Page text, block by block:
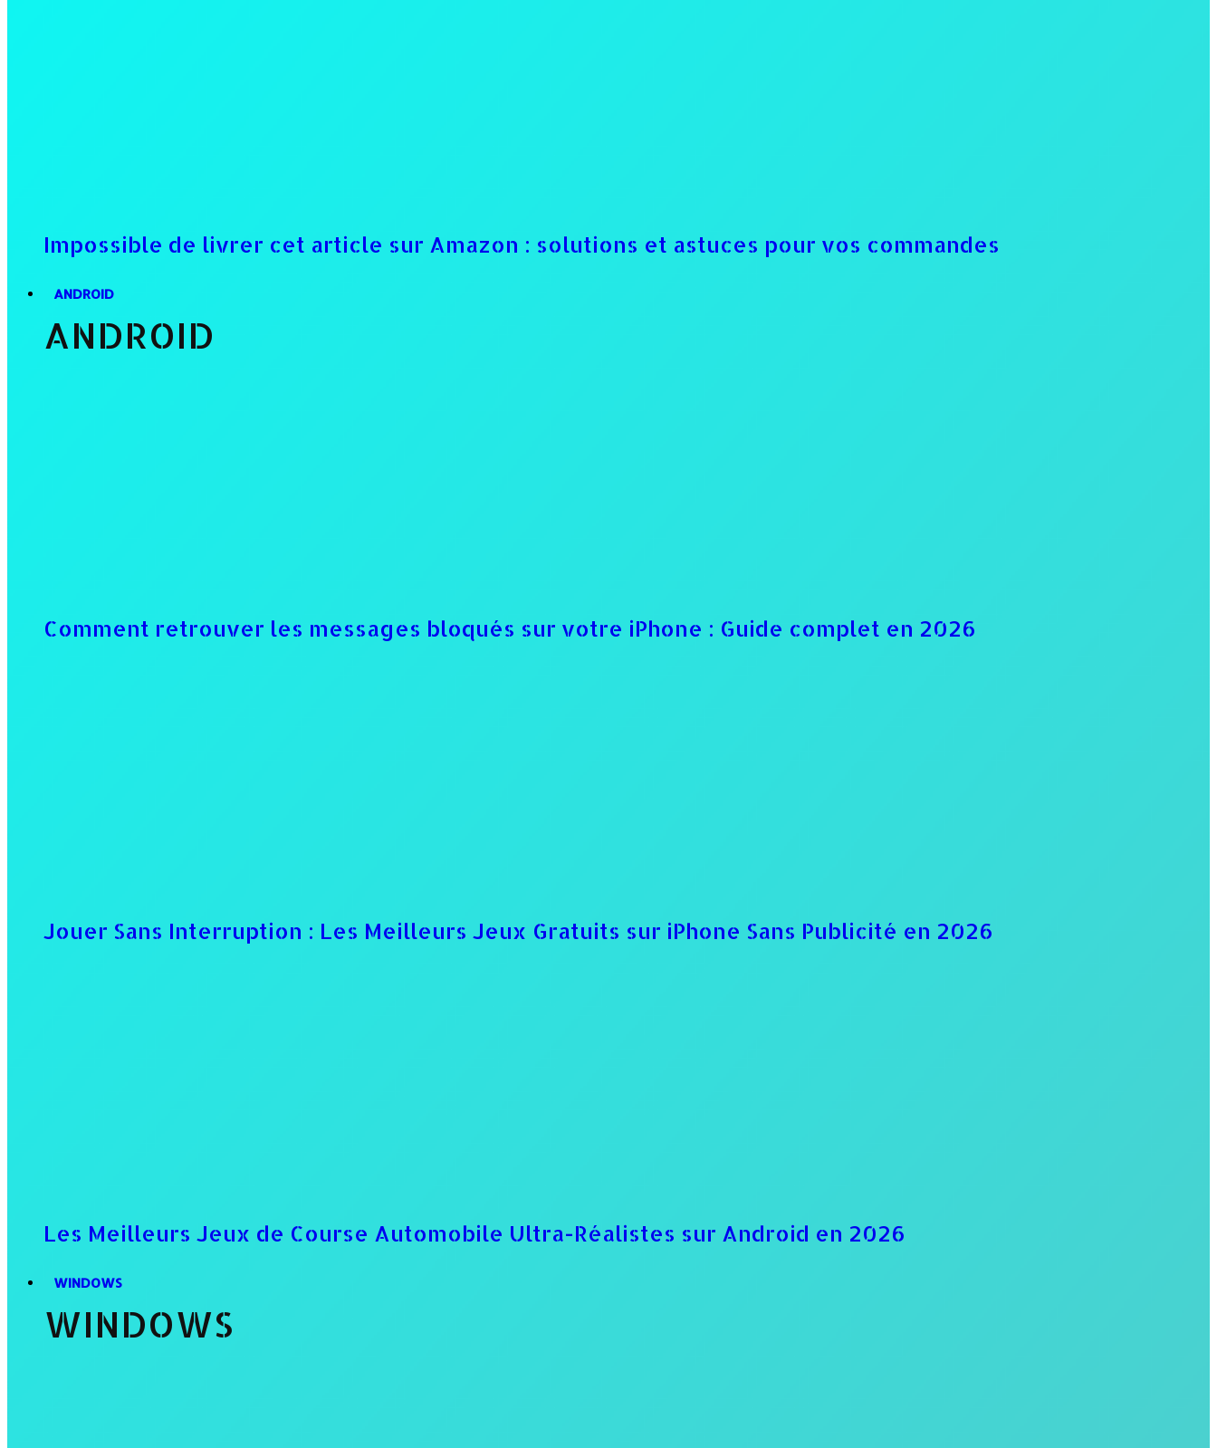
Impossible de livrer cet article sur Amazon : solutions et astuces pour vos commandes
ANDROID
ANDROID
Comment retrouver les messages bloqués sur votre iPhone : Guide complet en 2026
Jouer Sans Interruption : Les Meilleurs Jeux Gratuits sur iPhone Sans Publicité en 2026
Les Meilleurs Jeux de Course Automobile Ultra-Réalistes sur Android en 2026
WINDOWS
WINDOWS